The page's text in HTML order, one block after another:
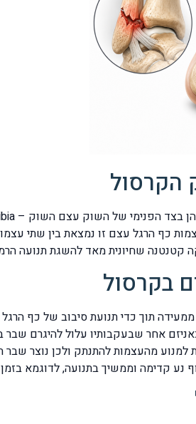
הקרסול
בקרסול
תוך כדי תנועת סיבוב של כף
אחר שבעקבותיו עלול להיגרם
מהעצמות להתנתק ולכן נוצר
נע קדימה וממשיך בתנועה, לדוגמא